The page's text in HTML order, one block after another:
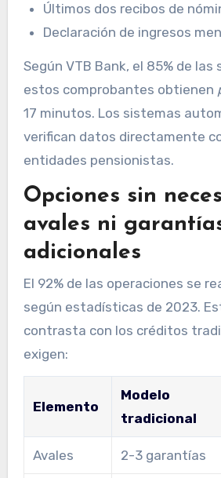
Últimos dos recibos de
Declaración de ingresos
Según VTB Bank, el 85% de
estos comprobantes obtienen
17 minutos. Los sistemas
verifican datos directamente
entidades pensionistas.
Opciones sin
avales ni
adicionales
El 92% de las operaciones se
según estadísticas de 2023.
contrasta con los créditos
exigen:
Elemento
Modelo
tradicional
Avales 2-3 garantías